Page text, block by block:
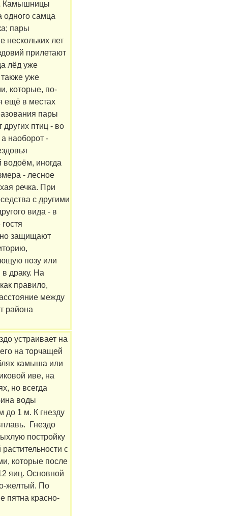
Камышницы
одного самца
пары
нескольких лет
прилетают
лёд уже
уже
которые, по-
ещё в местах
пары
других птиц - во
наоборот -
водоём, иногда
- лесное
речка. При
с другими
вида - в
защищают
позу или
в драку. На
правило,
между
района
устраивает на
на торчащей
камыша или
иве, на
но всегда
воды
до 1 м. К гнезду
Гнездо
постройку
с
которые после
яиц. Основной
желтый. По
пятна красно-